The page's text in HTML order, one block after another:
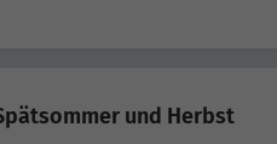
und Herbst